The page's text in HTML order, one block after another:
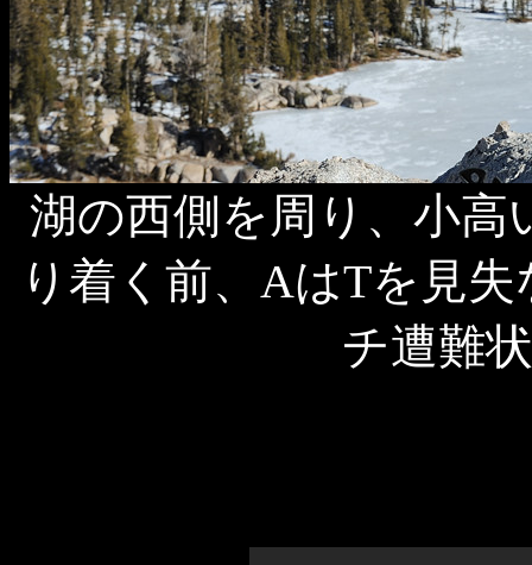
湖の西側を周り、小高
り着く前、AはTを見
チ遭難